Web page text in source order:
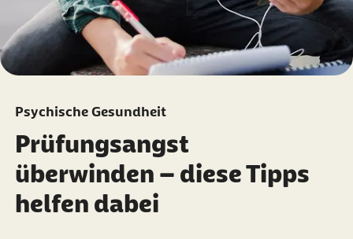
Psychische Gesundheit
Prüfungsangst
überwinden – diese Tipps
helfen dabei